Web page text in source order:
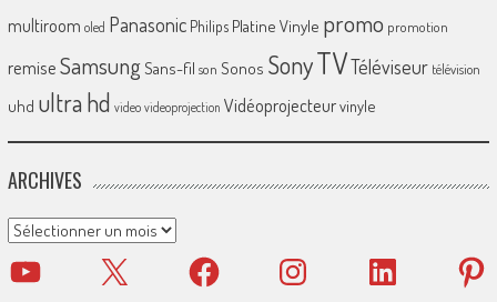
multiroom oled Panasonic Philips Platine Vinyle promo promotion
remiseSamsungSans-fil son Sonos SonyTVTéléviseur télévision
uhd ultra hd video videoprojection Vidéoprojecteurvinyle
ARCHIVES
Archives
YouTube X Facebook Instagram LinkedIn